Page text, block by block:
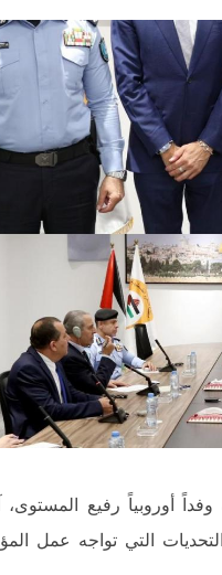
أوروبياً رفيع المستوى،
التي تواجه عمل